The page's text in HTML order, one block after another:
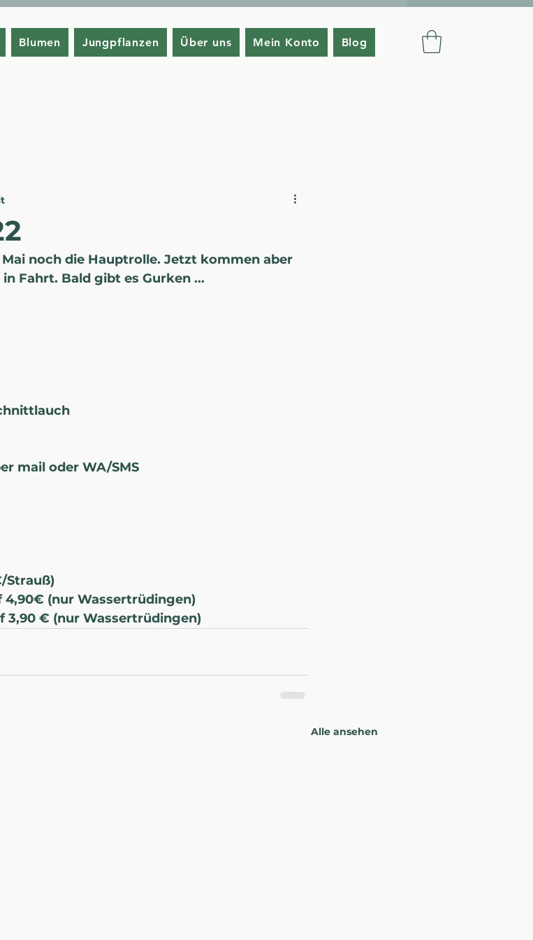
Blumen Jungpflanzen Über uns Mein Konto Blog
noch die Hauptrolle. Jetzt kommen aber
Fahrt. Bald gibt es Gurken ...
mail oder WA/SMS
Strauß)
(nur Wassertrüdingen)
3,90 € (nur Wassertrüdingen)
Alle ansehen